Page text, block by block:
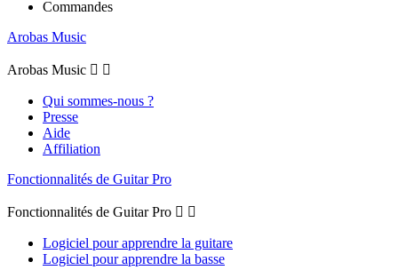
Commandes
Arobas Music
Arobas Music  
Qui sommes-nous ?
Presse
Aide
Affiliation
Fonctionnalités de Guitar Pro
Fonctionnalités de Guitar Pro  
Logiciel pour apprendre la guitare
Logiciel pour apprendre la basse